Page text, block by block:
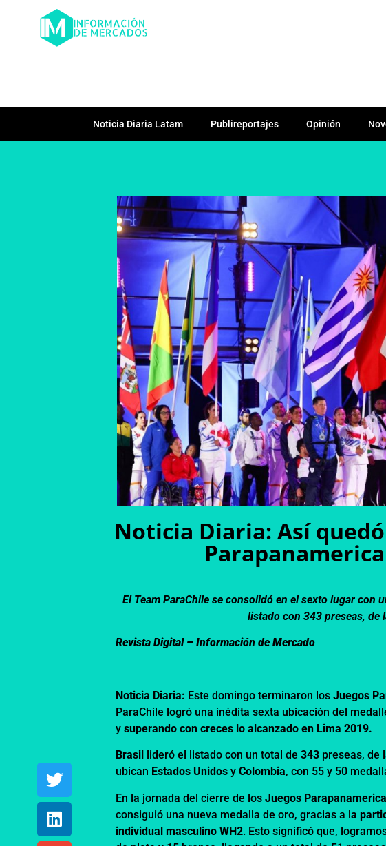
Noticia Diaria Latam Publireportajes Opinión
Noticia Diaria: Así
El Team ParaChile se consolidó en el sexto lugar con
listado con 343 preseas, de
Revista Digital – Información de Mercado
Noticia Diaria: Este domingo terminaron losJuegos
ParaChile logró una inédita sexta ubicación del
y superando con creces lo alcanzado en Lima 2019.
Brasil lideró el listado con un total de343 preseas, de
ubican Estados Unidos yColombia, con 55 y 50
En la jornada del cierre de losJuegos
consiguió una nueva medalla de oro, gracias a la
individual masculino WH2. Esto significó que,